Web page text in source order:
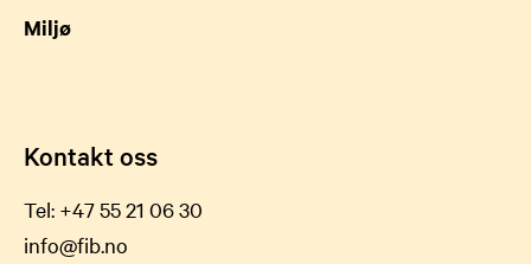
Miljø
Kontakt oss
Tel: +47 55 21 06 30
info@fib.no